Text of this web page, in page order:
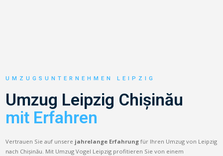
UMZUGSUNTERNEHMEN LEIPZIG
Umzug Leipzig Chișinău
mit Erfahren
Vertrauen Sie auf unsere jahrelange Erfahrung für Ihren Umzug von Leipzig
nach Chișinău. Mit Umzug Vogel Leipzig profitieren Sie von einem